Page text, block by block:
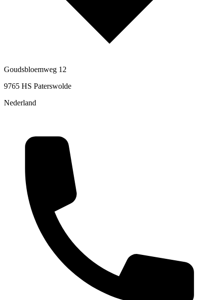
Goudsbloemweg 12
9765 HS Paterswolde
Nederland